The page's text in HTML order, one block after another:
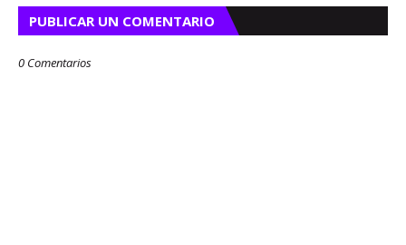
PUBLICAR UN COMENTARIO
0 Comentarios